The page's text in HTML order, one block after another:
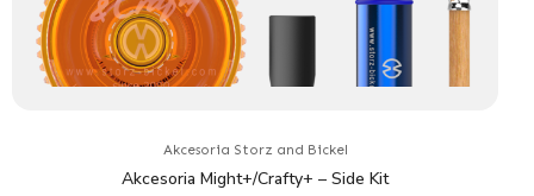
Akcesoria Storz and Bickel
Akcesoria Might+/Crafty+ – Side Kit